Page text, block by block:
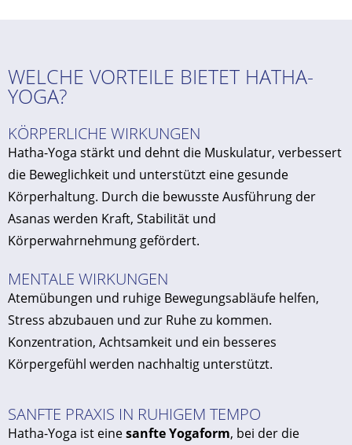
WELCHE VORTEILE BIETET HATHA-
YOGA?
KÖRPERLICHE WIRKUNGEN
Hatha-Yoga stärkt und dehnt die Muskulatur, verbessert
die Beweglichkeit und unterstützt eine gesunde
Körperhaltung. Durch die bewusste Ausführung der
Asanas werden Kraft, Stabilität und
Körperwahrnehmung gefördert.
MENTALE WIRKUNGEN
Atemübungen und ruhige Bewegungsabläufe helfen,
Stress abzubauen und zur Ruhe zu kommen.
Konzentration, Achtsamkeit und ein besseres
Körpergefühl werden nachhaltig unterstützt.
SANFTE PRAXIS IN RUHIGEM TEMPO
Hatha-Yoga ist einesanfte Yogaform, bei der die